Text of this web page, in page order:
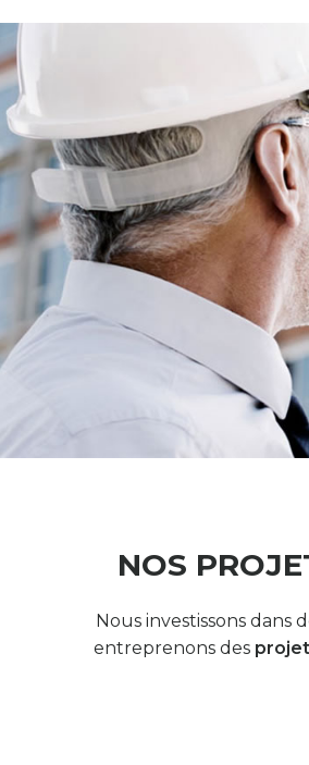
NOS
Nous investissons dans
entreprenons des